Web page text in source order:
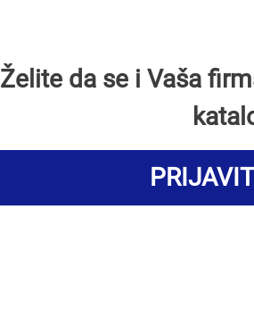
Želite da se i Vaša